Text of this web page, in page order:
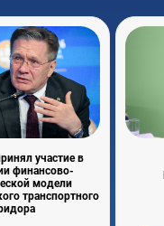
участие в
финансово-
модели
транспортного